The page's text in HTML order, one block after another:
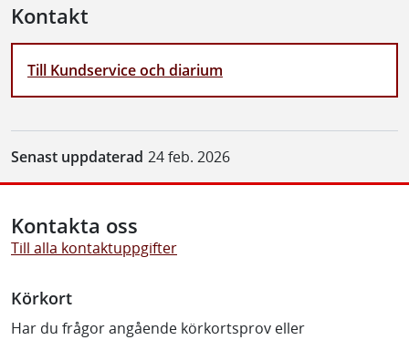
Kontakt
Till Kundservice och diarium
Senast uppdaterad 24 feb. 2026
Kontakta oss
Till alla kontaktuppgifter
Körkort
Har du frågor angående körkortsprov eller